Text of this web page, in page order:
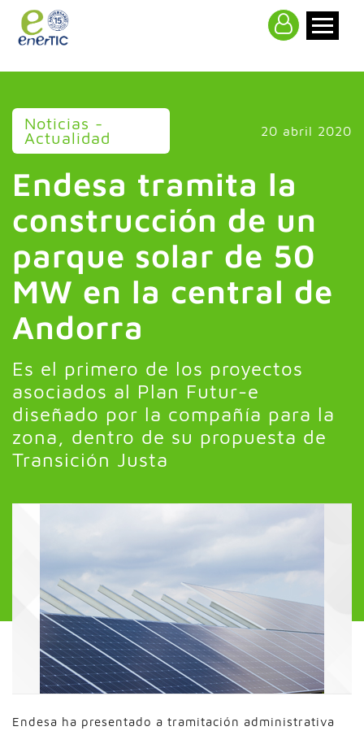
Noticias -
Actualidad 20 abril 2020
Endesa tramita la
construcción de un
parque solar de 50
MW en la central de
Andorra
Es el primero de los proyectos
asociados al Plan Futur-e
diseñado por la compañía para la
zona, dentro de su propuesta de
Transición Justa
Endesa ha presentado a tramitación administrativa